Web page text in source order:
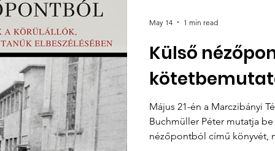
Külső
Május 21-én a Marczibányi
Buchmüller Péter mutatja
nézőpontból című könyvét,
May 14 1 min read